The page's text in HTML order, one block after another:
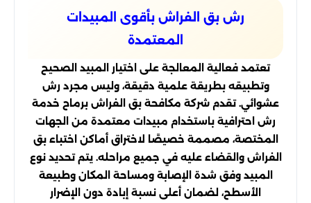
رش بق الفراش بأقوى المبيدات
المعتمدة
تعتمد فعالية المعالجة على اختيار المبيد الصحيح
وتطبيقه بطريقة علمية دقيقة، وليس مجرد رش
عشوائي. تقدم شركة مكافحة بق الفراش برماح خدمة
رش احترافية باستخدام مبيدات معتمدة من الجهات
المختصة، مصممة خصيصًا لاختراق أماكن اختباء بق
الفراش والقضاء عليه في جميع مراحله. يتم تحديد نوع
المبيد وفق شدة الإصابة ومساحة المكان وطبيعة
الأسطح، لضمان أعلى نسبة إبادة دون الإضرار